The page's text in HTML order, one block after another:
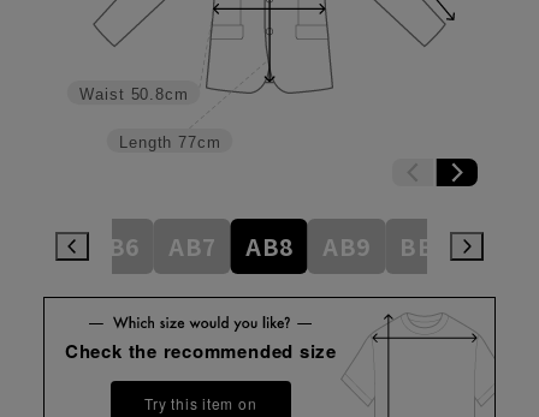
Length 77cm
Waist 50.8cm
AB6 AB7 AB8 AB9 BE3
Check the recommended size
Try this item on